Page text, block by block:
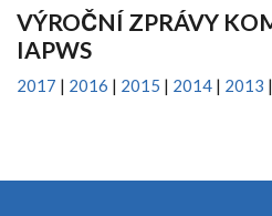
VÝROČNÍ ZPRÁVY
IAPWS
2017 | 2016 | 2015 | 2014 | 2013 |